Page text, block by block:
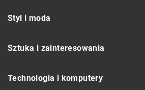
Styl i moda
Sztuka i zainteresowania
Technologia i komputery